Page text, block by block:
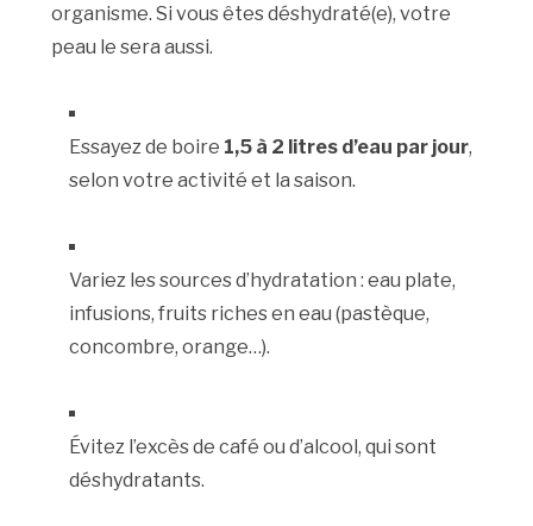
organisme. Si vous êtes déshydraté(e), votre
peau le sera aussi.
Essayez de boire 1,5 à 2 litres d’eau par jour,
selon votre activité et la saison.
Variez les sources d’hydratation : eau plate,
infusions, fruits riches en eau (pastèque,
concombre, orange…).
Évitez l’excès de café ou d’alcool, qui sont
déshydratants.